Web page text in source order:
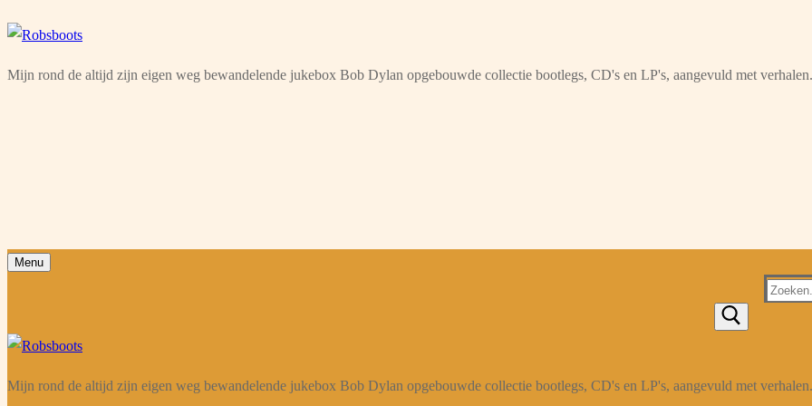
Ga
de
Menu
Sluiten
Mijn rond de altijd zijn eigen weg bewandelende jukebox Bob Dylan opgebouwde collectie bootlegs, CD's en LP's, aangevuld met verhalen.
Menu
Zoeken
Mijn rond de altijd zijn eigen weg bewandelende jukebox Bob Dylan opgebouwde collectie bootlegs, CD's en LP's, aangevuld met verhalen.